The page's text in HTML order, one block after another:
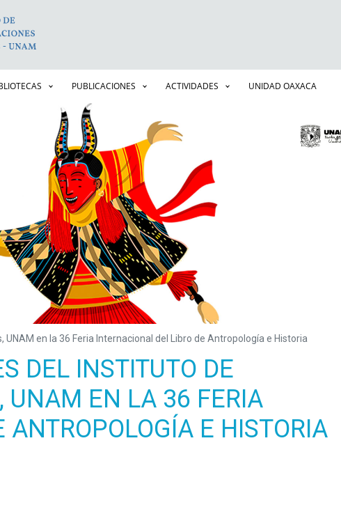
PUBLICACIONES ACTIVIDADES UNIDAD OAXACA
en la 36 Feria Internacional del Libro de Antropología e Historia
DEL INSTITUTO DE
UNAM EN LA 36 FERIA
E HISTORIA